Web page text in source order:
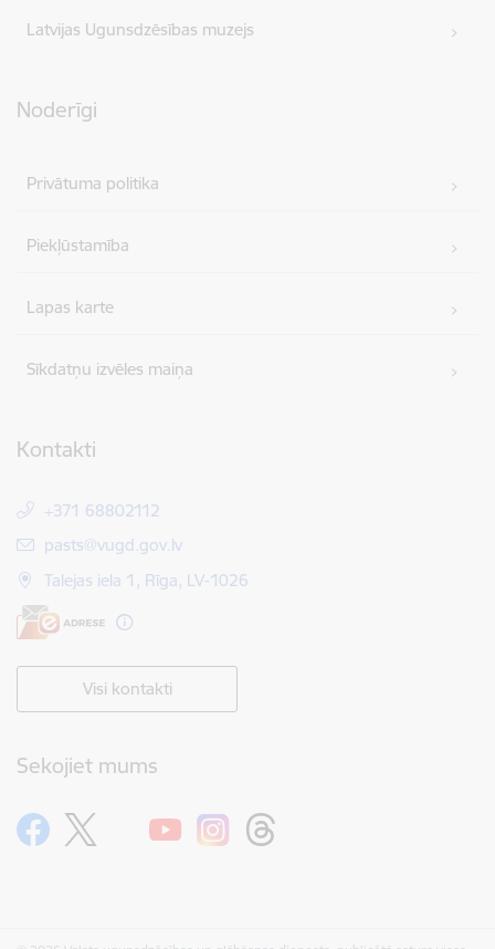
Latvijas Ugunsdzēsības muzejs
Noderīgi
Privātuma politika
Piekļūstamība
Lapas karte
Sīkdatņu izvēles maiņa
Kontakti
+371 68802112
E-pasts:
pasts@vugd.gov.lv
Talejas iela 1, Rīga, LV-1026
Visi kontakti
Sekojiet mums